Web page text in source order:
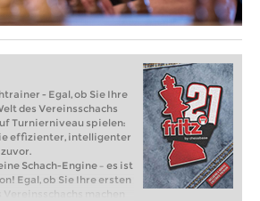
- Egal, ob Sie Ihre
des Vereinsschachs
Turnierniveau spielen:
effizienter, intelligenter
Schach-Engine – es ist
Egal, ob Sie Ihre ersten
machen